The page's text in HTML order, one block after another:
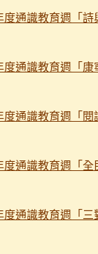
度通識教育週「
度通識教育週「康
度通識教育週「閱
度通識教育週「
度通識教育週「三